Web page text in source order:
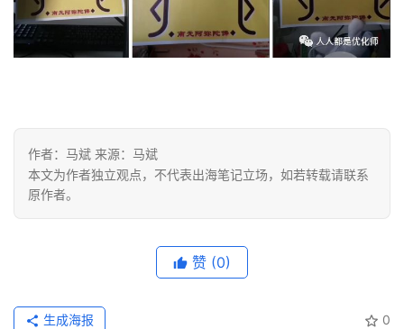
作者：马斌 来源：马斌
本文为作者独立观点，不代表出海笔记立场，如若转载请联系
原作者。
赞 (0)
0
生成海报